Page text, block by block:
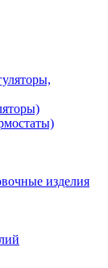
изделия